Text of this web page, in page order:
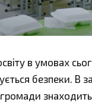
в умовах
безпеки. В